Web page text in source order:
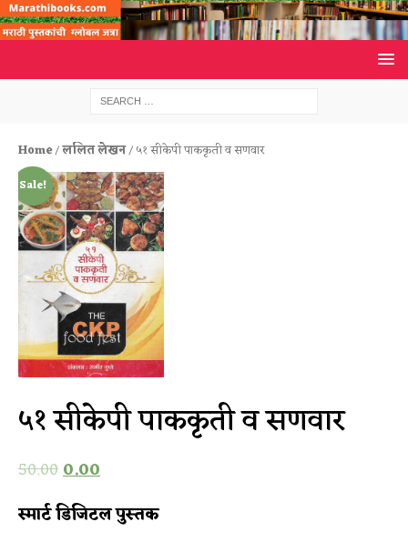
Home/ललित लेखन/ ५१ सीकेपी पाककृती व सणवार
Sale!
५१ सीकेपी पाककृती व सणवार
50.000.00
स्मार्ट डिजिटल पुस्तक